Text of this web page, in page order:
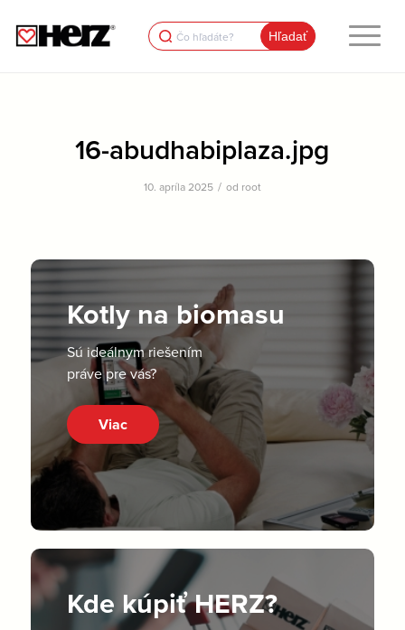
Search
for:
16-abudhabiplaza.jpg
10. apríla 2025 / od root
Kotly na biomasu
Sú ideálnym riešením
práve pre vás?
Viac
Kde kúpiť HERZ?